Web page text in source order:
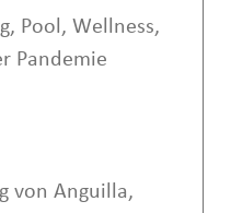
Pool, Wellness,
Pandemie
von Anguilla,